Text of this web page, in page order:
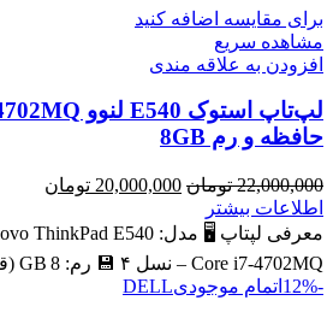
برای مقایسه اضافه کنید
مشاهده سریع
افزودن به علاقه مندی
حافظه و رم 8GB
22,000,000 تومان قیمت
22,000,000 تومان
20,000,000 تومان
است.
اطلاعات بیشتر
Core i7‑4702MQ – نسل ۴ 💾 رم: 8 GB (قابل ارتقا
-12%
اتمام موجودیDELL